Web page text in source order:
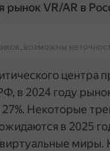
рынок VR/AR в
возможны
центра
в 2024 году
Некоторые
в 2025
миры.